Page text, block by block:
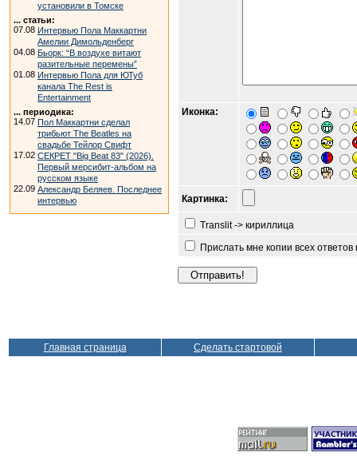
установили в Томске
... статьи:
07.08 Интервью Пола Маккартни
Амелии Димольденберг
04.08 Бьорк: “В воздухе витают
разительные перемены”
01.08 Интервью Пола для ЮТуб
канала The Rest is
Entertainment
... периодика:
14.07 Пол Маккартни сделал
трибьют The Beatles на
свадьбе Тейлор Свифт
17.02 СЕКРЕТ "Big Beat 83" (2026).
Первый мерсибит-альбом на
русском языке
22.09 Александр Беляев. Последнее
интервью
Иконка:
Картинка:
Translit -> кириллица
Прислать мне копии всех
Главная страница Сделать стартовой